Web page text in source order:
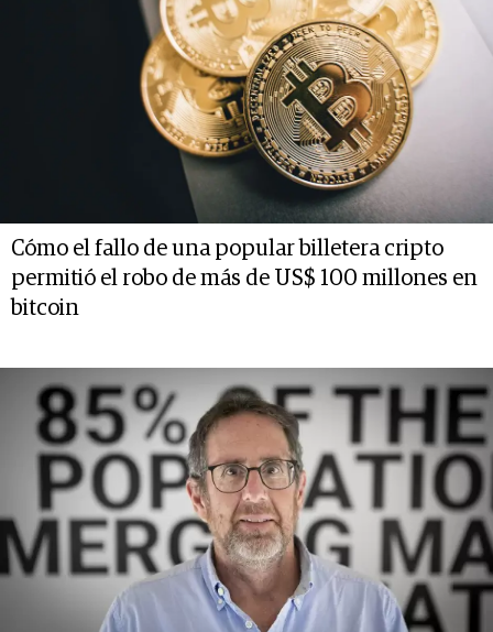
Cómo el fallo de una popular billetera cripto
permitió el robo de más de US$ 100 millones en
bitcoin